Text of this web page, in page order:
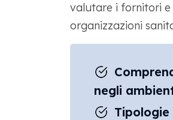
valutare i fornitori e
organizzazioni
negli